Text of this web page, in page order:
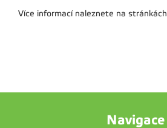
Více informací naleznete na stránkách
Navigace